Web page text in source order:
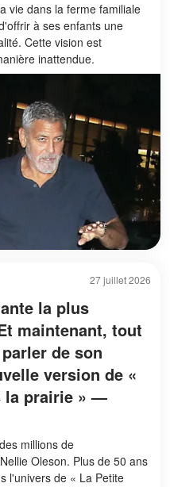
vie dans la ferme familiale
à ses enfants une
Cette vision est
inattendue.
27 juillet 2026
la plus
maintenant, tout
de son
version de «
la prairie » —
millions de
Oleson. Plus de 50 ans
l'univers de « La Petite